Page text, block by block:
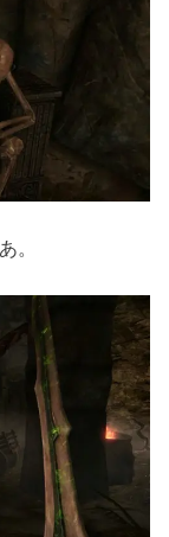
。